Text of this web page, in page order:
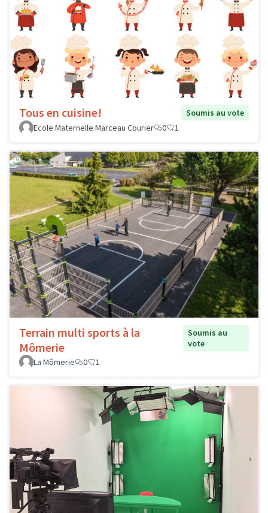
Tous en cuisine!
Soumis au vote
Ecole Maternelle Marceau Courier
0 1
Terrain multi sports à la
Mômerie
Soumis au
vote
La Mômerie
0 1